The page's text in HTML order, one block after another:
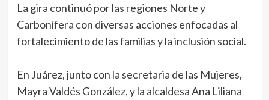
La gira continuó por las regiones Norte y
Carbonífera con diversas acciones enfocadas al
fortalecimiento de las familias y la inclusión social.
En Juárez, junto con la secretaria de las Mujeres,
Mayra Valdés González, y la alcaldesa Ana Liliana